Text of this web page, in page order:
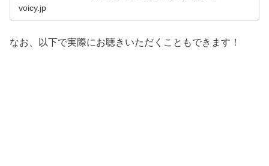
voicy.jp
なお、以下で実際にお聴きいただくこともできます！